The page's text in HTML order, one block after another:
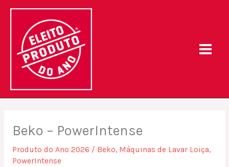
Skip
content
Beko – PowerIntense
Produto do Ano 2026 / Beko, Máquinas de Lavar Loiça,
PowerIntense